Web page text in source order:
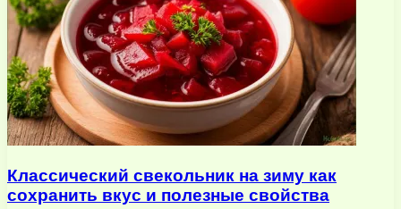
Классический свекольник на зиму как
сохранить вкус и полезные свойства